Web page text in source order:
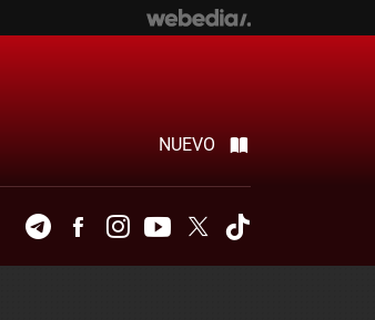
NUEVO
TelegramFacebookInstagramYoutubeTwitter